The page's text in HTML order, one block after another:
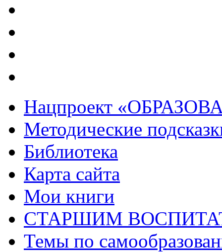
Нацпроект
Методические
Библиотека
Карта сайта
Мои книги
СТАРШИМ
Темы по